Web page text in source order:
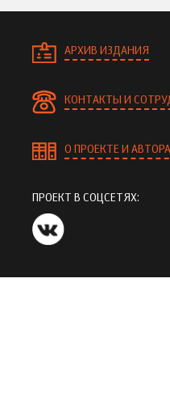
АРХИВ ИЗДАНИЯ
КОНТАКТЫ И
О ПРОЕКТЕ И
ПРОЕКТ В СОЦСЕТЯХ: